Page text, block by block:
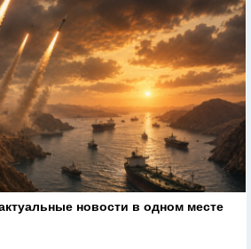
новости в одном месте